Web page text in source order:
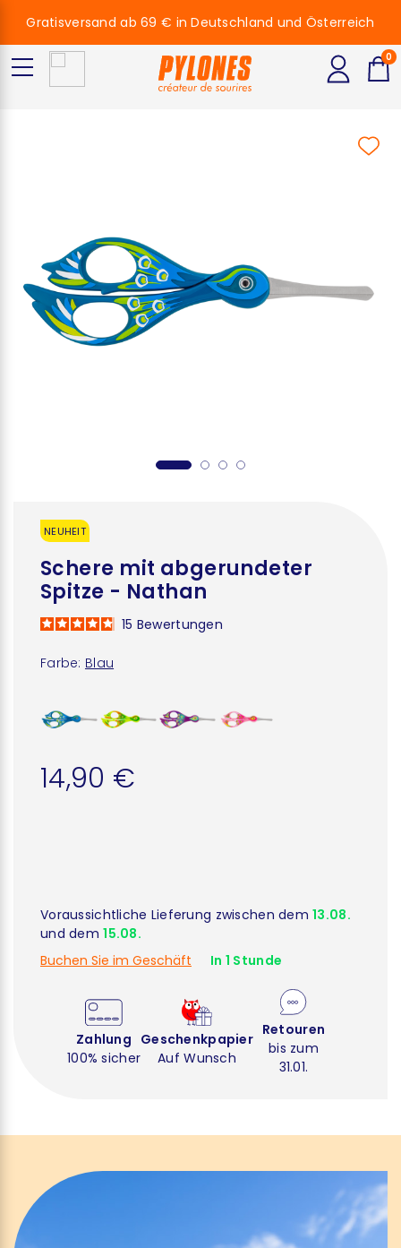
NEUHEIT
Schere mit abgerundeter
Spitze - Nathan
Farbe: Blau
15 Bewertungen
14,90 €
Voraussichtliche Lieferung zwischen dem13.08.
und dem15.08.
Buchen Sie im Geschäft
In 1 Stunde
Zahlung
100% sicher
Geschenkpapier
Auf Wunsch
Retouren
bis zum
31.01.
Gratisversand ab 69 € in Deutschland und Österreich
0